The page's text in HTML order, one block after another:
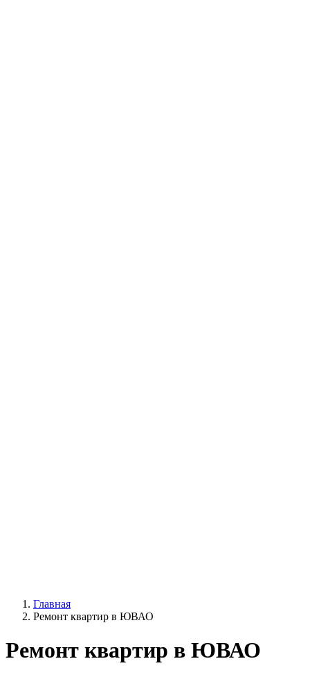
Главная
Ремонт квартир в ЮВАО
Ремонт квартир в ЮВАО